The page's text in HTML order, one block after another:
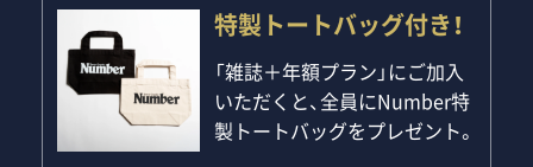
特製トートバッグ付き！
「雑誌＋年額プラン」にご加入
いただくと、全員にNumber特
製トートバッグをプレゼント。